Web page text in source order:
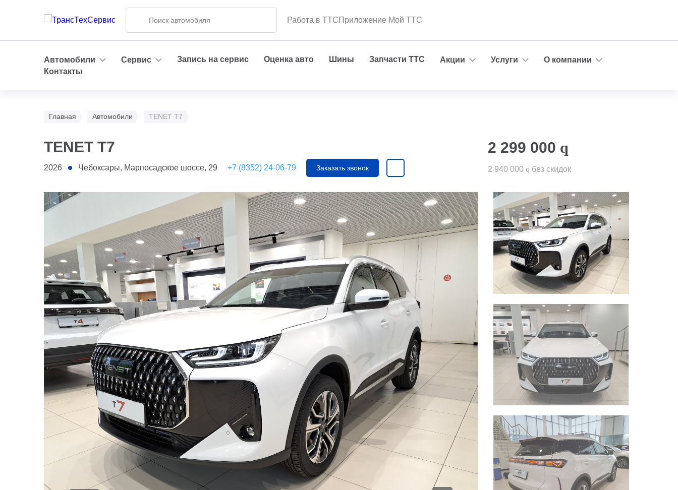
Работа в ТТСПриложение Мой ТТС
Автомобили Сервис Запись на сервис Оценка авто Шины Запчасти ТТС Акции Услуги
О компании
Контакты
Главная Автомобили TENET T7
TENET T7
2026 Чебоксары, Марпосадское шоссе, 29 +7 (8352) 24-06-79 Заказать звонок
2 299 000 q
2 940 000 q без скидок